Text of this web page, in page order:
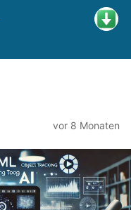
vor 8 Monaten